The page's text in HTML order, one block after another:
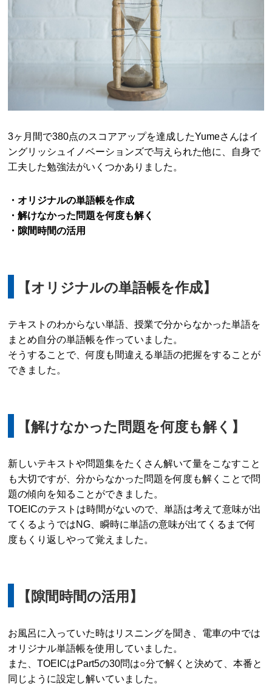
3ヶ月間で380点のスコアアップを達成したYumeさんはイ
ングリッシュイノベーションズで与えられた他に、自身で
工夫した勉強法がいくつかありました。
・オリジナルの単語帳を作成
・解けなかった問題を何度も解く
・隙間時間の活用
【オリジナルの単語帳を作成】
テキストのわからない単語、授業で分からなかった単語を
まとめ自分の単語帳を作っていました。
そうすることで、何度も間違える単語の把握をすることが
できました。
【解けなかった問題を何度も解く】
新しいテキストや問題集をたくさん解いて量をこなすこと
も大切ですが、分からなかった問題を何度も解くことで問
題の傾向を知ることができました。
TOEICのテストは時間がないので、単語は考えて意味が出
てくるようではNG、瞬時に単語の意味が出てくるまで何
度もくり返しやって覚えました。
【隙間時間の活用】
お風呂に入っていた時はリスニングを聞き、電車の中では
オリジナル単語帳を使用していました。
また、TOEICはPart5の30問は○分で解くと決めて、本番と
同じように設定し解いていました。